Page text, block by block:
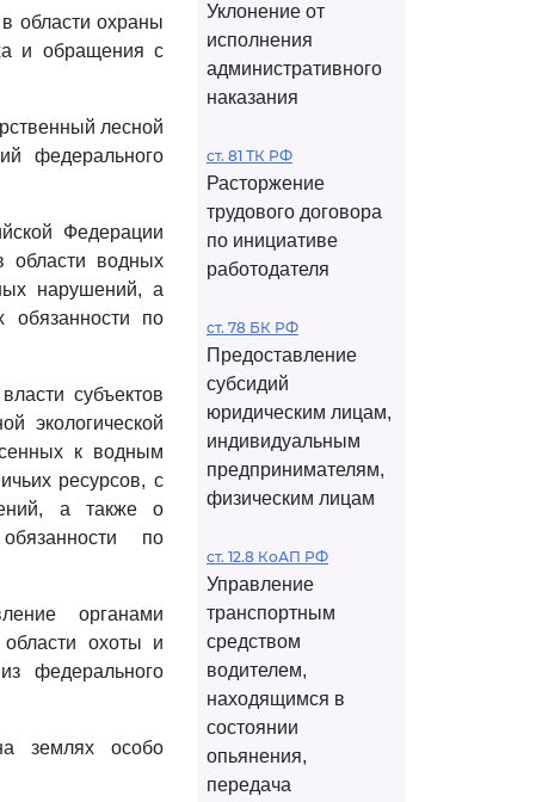
области охраны
и обращения с
лесной
федерального
Федерации
области водных
нарушений, а
обязанности по
субъектов
экологической
к водным
ресурсов, с
а также о
по
органами
области охоты и
федерального
землях особо
Уклонение от
исполнения
административного
наказания
ст. 81 ТК РФ
Расторжение
трудового договора
по инициативе
работодателя
ст. 78 БК РФ
Предоставление
субсидий
юридическим лицам,
индивидуальным
предпринимателям,
физическим лицам
ст. 12.8 КоАП РФ
Управление
транспортным
средством
водителем,
находящимся в
состоянии
опьянения,
передача